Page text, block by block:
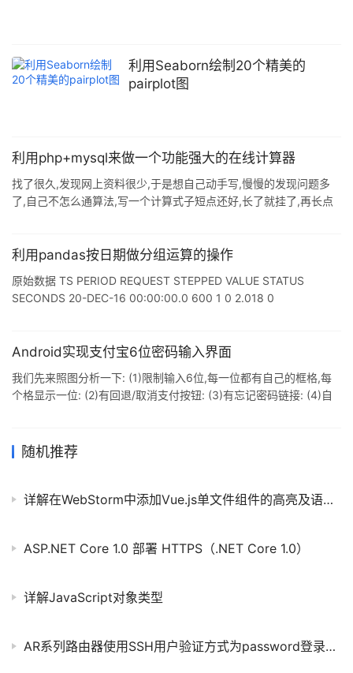
利用Seaborn绘制20个精美的
pairplot图
利用php+mysql来做一个功能强大的在线计算器
找了很久,发现网上资料很少,于是想自己动手写,慢慢的发现问题多
了,自己不怎么通算法,写一个计算式子短点还好,长了就挂了,再长点
了一个ajax的计算器 有式子错误提示 还可以时时显示输入的式子 有
址:http://www.jianlila.com/jsq.php jquer.js自己去下载 jsq1.php
利用pandas按日期做分组运算的操作
原始数据 TS PERIOD REQUEST STEPPED VALUE STATUS
SECONDS 20-DEC-16 00:00:00.0 600 1 0 2.018 0
1482163320 20-DEC-16 00:03:00.0 600 1 0 2.019 0
Android实现支付宝6位密码输入界面
我们先来照图分析一下: (1)限制输入6位,每一位都有自己的框格,每
个格显示一位: (2)有回退/取消支付按钮: (3)有忘记密码链接: (4)自
模仿实现的效果. 首先,我们需要一个页面来完成以上的静态布
随机推荐
详解在WebStorm中添加Vue.js单文件组件的高亮及语法支持
ASP.NET Core 1.0 部署 HTTPS（.NET Core 1.0）
详解JavaScript对象类型
AR系列路由器使用SSH用户验证方式为password登录路由器的典型配置